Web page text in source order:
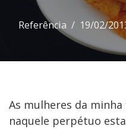
Referência 19/02/
As mulheres da
naquele perpétuo